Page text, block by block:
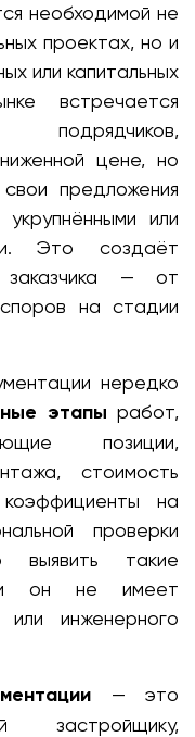
необходимой не
проектах, но и
или капитальных
встречается
цене, но
предложения
или
Это создаёт
— от
на стадии
нередко
этапы работ,
позиции,
стоимость
на
проверки
выявить такие
он не имеет
или инженерного
— это
застройщику,